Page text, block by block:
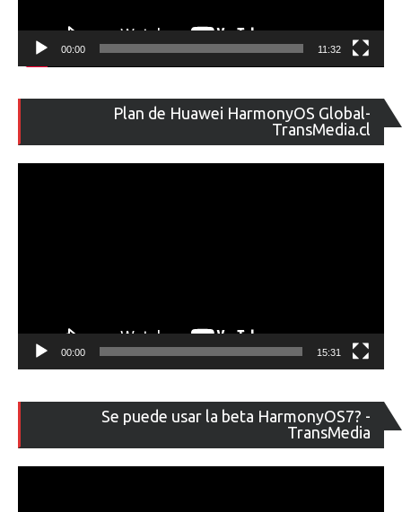
00:00 11:32
Plan de Huawei HarmonyOS Global-
TransMedia.cl
de
00:00 15:31
Se puede usar la beta HarmonyOS7? -
TransMedia
de